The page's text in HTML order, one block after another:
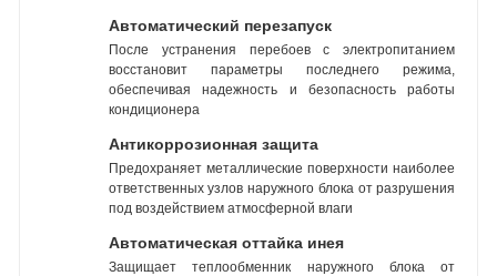
Автоматический перезапуск
После устранения перебоев с электропитанием
восстановит параметры последнего режима,
обеспечивая надежность и безопасность работы
кондиционера
Антикоррозионная защита
Предохраняет металлические поверхности наиболее
ответственных узлов наружного блока от разрушения
под воздействием атмосферной влаги
Автоматическая оттайка инея
Защищает теплообменник наружного блока от